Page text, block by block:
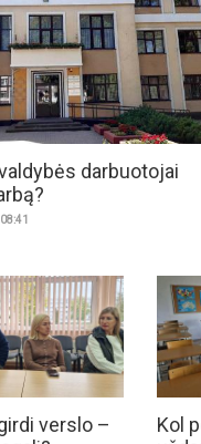
darbuotojai
verslo –
Kol